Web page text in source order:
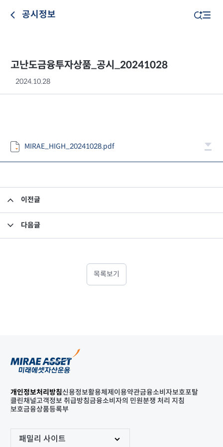
공시정보
고난도금융투자상품_공시_20241028
2024.10.28
MIRAE_HIGH_20241028.pdf
이전글
다음글
목록보기
개인정보처리방침신용정보활용체제 이용약관금융소비자보호포탈
클린채널고객정보 취급방침금융소비자의 민원분쟁 처리 지침
보호금융상품등록부
패밀리 사이트